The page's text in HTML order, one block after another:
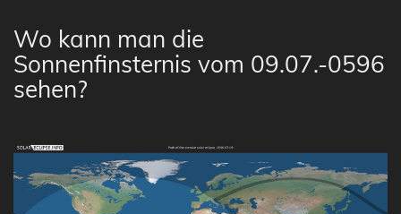
Wo kann man die
Sonnenfinsternis vom 09.07.-0596
sehen?